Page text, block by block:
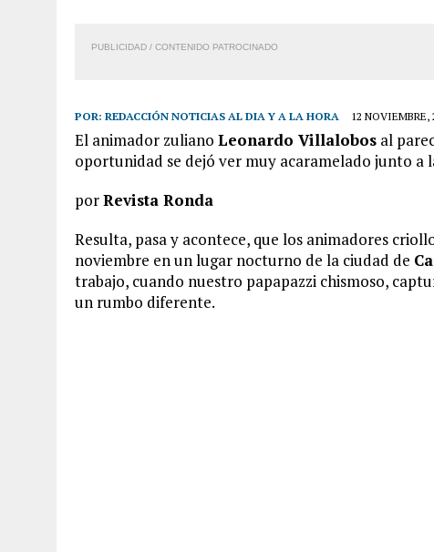
5 AGOSTO, 2026 | PRESUNTO BROTE PSICÓTICO POR FALTA DE
PUBLICIDAD / CONTENIDO PATROCINADO
POR: REDACCIÓN NOTICIAS AL DIA Y A LA HORA 12 NOVIEMBRE,
El animador zuliano Leonardo Villalobos al
oportunidad se dejó ver muy acaramelado junto a
porRevista Ronda
Resulta, pasa y acontece, que los animadores
noviembre en un lugar nocturno de la ciudad de
trabajo, cuando nuestro papapazzi chismoso,
un rumbo diferente.